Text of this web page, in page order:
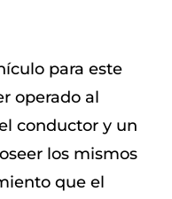
para este
operado al
conductor y un
los mismos
que el